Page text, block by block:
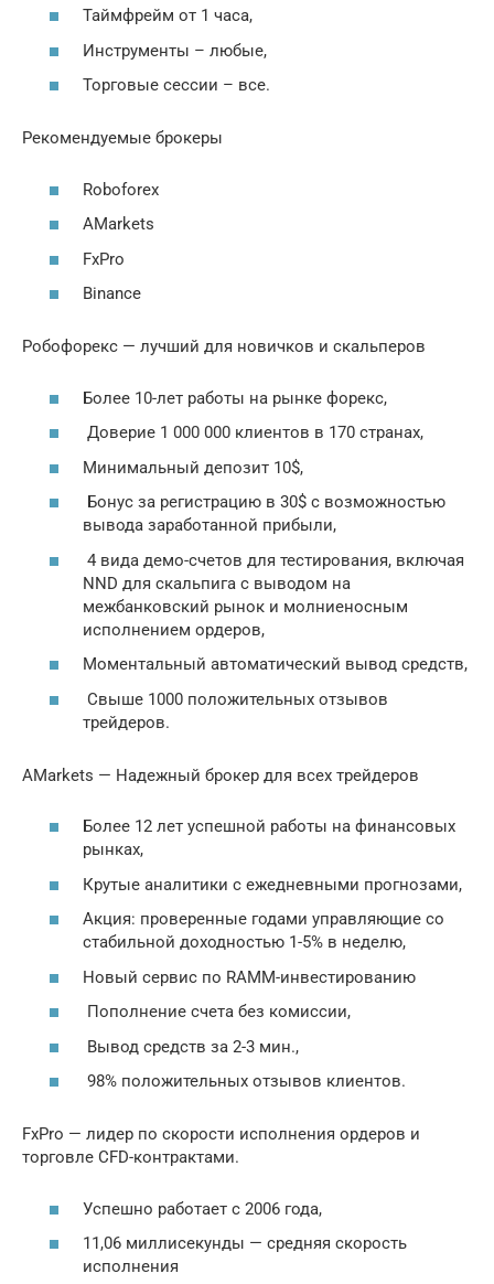
Таймфрейм от 1 часа,
Инструменты – любые,
Торговые сессии – все.
Рекомендуемые брокеры
Roboforex
AMarkets
FxPro
Binance
Робофорекс — лучший для новичков и скальперов
Более 10-лет работы на рынке форекс,
Доверие 1 000 000 клиентов в 170 странах,
Минимальный депозит 10$,
Бонус за регистрацию в 30$ с возможностью
вывода заработанной прибыли,
4 вида демо-счетов для тестирования, включая
NND для скальпига с выводом на
межбанковский рынок и молниеносным
исполнением ордеров,
Моментальный автоматический вывод средств,
Свыше 1000 положительных отзывов
трейдеров.
AMarkets — Надежный брокер для всех трейдеров
Более 12 лет успешной работы на финансовых
рынках,
Крутые аналитики с ежедневными прогнозами,
Акция: проверенные годами управляющие со
стабильной доходностью 1-5% в неделю,
Новый сервис по RAMM-инвестированию
Пополнение счета без комиссии,
Вывод средств за 2-3 мин.,
98% положительных отзывов клиентов.
FxPro — лидер по скорости исполнения ордеров и
торговле CFD-контрактами.
Успешно работает с 2006 года,
11,06 миллисекунды — средняя скорость
исполнения